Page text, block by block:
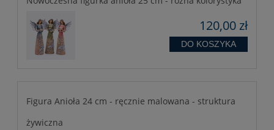
120,00 zł
DO KOSZYKA
Figura Anioła 24 cm - ręcznie malowana - struktura
żywiczna